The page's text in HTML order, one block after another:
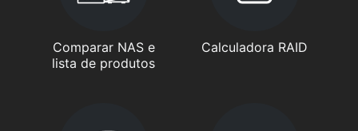
Comparar NAS e
lista de produtos
Calculadora RAID